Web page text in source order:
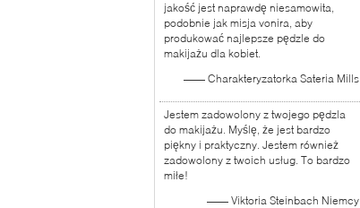
jakość jest naprawdę niesamowita,
podobnie jak misja vonira, aby
produkować najlepsze pędzle do
makijażu dla kobiet.
—— Charakteryzatorka Sateria Mills
Jestem zadowolony z twojego pędzla
do makijażu. Myślę, że jest bardzo
piękny i praktyczny. Jestem również
zadowolony z twoich usług. To bardzo
miłe!
—— Viktoria Steinbach Niemcy